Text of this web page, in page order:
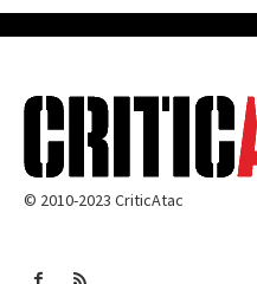
© 2010-2023 CriticAtac